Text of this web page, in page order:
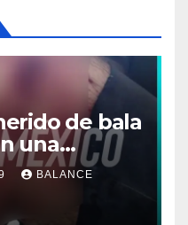
de bala
una
Madero
BALANCE